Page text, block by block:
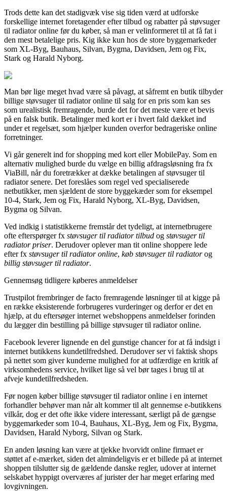
Trods dette kan det stadigvæk vise sig tiden værd at udforske
forskellige internet foretagender efter tilbud og rabatter på støvsuger
til radiator online før du køber, så man er velinformeret til at få fat i
den mest betalelige pris. Kig ikke kun hos de store byggemarkeder
som XL-Byg, Bauhaus, Silvan, Bygma, Davidsen, Jem og Fix,
Stark og Harald Nyborg.
Man bør lige meget hvad være så påvagt, at såfremt en butik tilbyder
billige støvsuger til radiator online til salg for en pris som kan ses
som urealistisk fremragende, burde det for det meste være et bevis
på en falsk butik. Betalinger med kort er i hvert fald dækket ind
under et regelsæt, som hjælper kunden overfor bedrageriske online
forretninger.
Vi går generelt ind for shopping med kort eller MobilePay. Som en
alternativ mulighed burde du vælge en billig afdragsløsning fra fx
ViaBill, når du foretrækker at dække betalingen af støvsuger til
radiator senere. Det foreslåes som regel ved specialiserede
netbutikker, men sjældent de store byggekæder som for eksempel
10-4, Stark, Jem og Fix, Harald Nyborg, XL-Byg, Davidsen,
Bygma og Silvan.
Ved indkig i statistikkerne fremstår det tydeligt, at internetbrugere
ofte efterspørger fx støvsuger til radiator tilbud og støvsuger til
radiator priser. Derudover oplever man tit online shoppere lede
efter fx støvsuger til radiator online, køb støvsuger til radiatorog
billig støvsuger til radiator.
Gennemsøg tidligere køberes anmeldelser
Trustpilot frembringer de facto fremragende løsninger til at kigge på
en række eksisterende forbrugeres vurderinger og derfor er det en
hjælp, at du eftersøger internet webshoppens anmeldelser forinden
du lægger din bestilling på billige støvsuger til radiator online.
Facebook leverer lignende en del gunstige chancer for at få indsigt i
internet butikkens kundetilfredshed. Derudover ser vi faktisk shops
på nettet som giver kunderne mulighed for at udfærdige en kritik af
virksomhedens service, hvilket lige så vel bør tages i brug til at
afveje kundetilfredsheden.
Før nogen køber billige støvsuger til radiator online i en internet
forhandler behøver man når alt kommer til alt gennemse e-butikkens
vilkår, dog er det ofte ikke videre interessant, særligt på de gængse
byggemarkeder som 10-4, Bauhaus, XL-Byg, Jem og Fix, Bygma,
Davidsen, Harald Nyborg, Silvan og Stark.
En anden løsning kan være at tjekke hvorvidt online firmaet er
støttet af e-mærket, siden det almindeligvis er et billede på at internet
shoppen tilslutter sig de gældende danske regler, udover at internet
selskabet hyppigt overværes af jurister der har meget erfaring med
lovgivningen.